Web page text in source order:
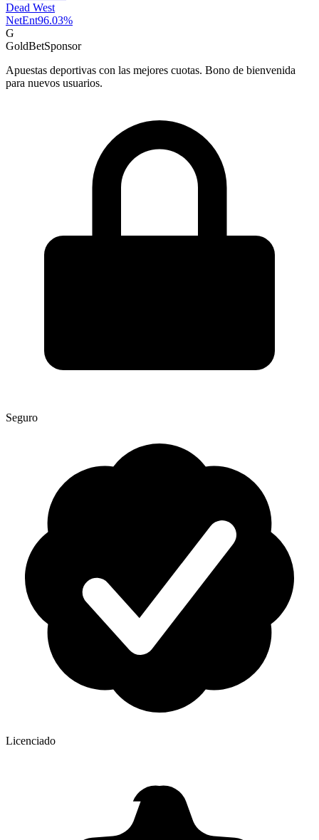
Dead West
NetEnt96.03%
G
GoldBetSponsor
Apuestas deportivas con las mejores cuotas. Bono de bienvenida
para nuevos usuarios.
Seguro
Licenciado